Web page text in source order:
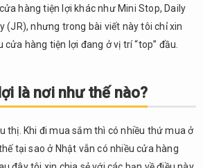
hàng tiện lợi khác như Mini Stop, Daily
(JR), nhưng trong bài viết này tôi chỉ xin
hàng tiện lợi đang ở vị trí “top” đầu.
là nơi như thế nào?
thị. Khi đi mua sắm thì có nhiều thứ mua ở
tại sao ở Nhật vẫn có nhiều cửa hàng